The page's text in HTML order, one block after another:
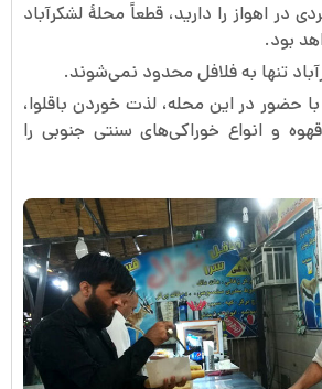
در اهواز را دارید، قطعاً محلۀ لشکرآباد
بود.
تنها به فلافل محدود نمی‌شوند.
با حضور در این محله، لذت خوردن باقلوا،
و انواع خوراکی‌های سنتی جنوبی را